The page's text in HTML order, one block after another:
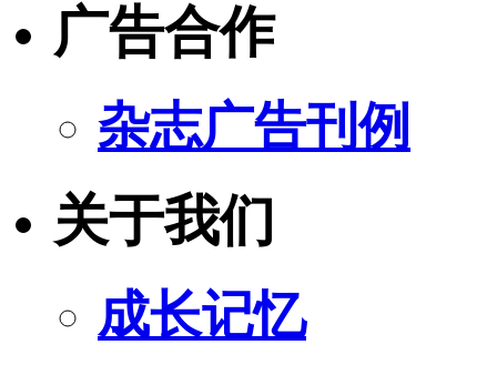
广告合作
杂志广告刊例
关于我们
成长记忆